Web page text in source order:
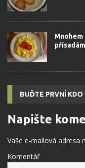
BUĎTE PRVNÍ
Napište
Vaše e-mailová adresa
Komentář